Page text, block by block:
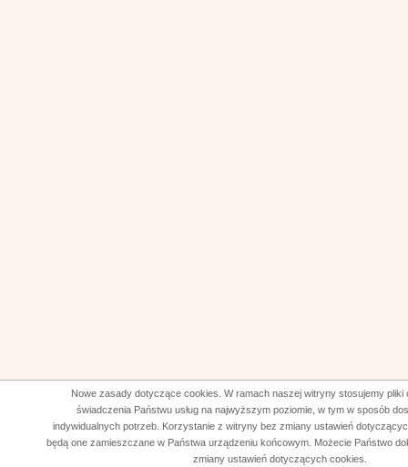
Nowe zasady dotyczące cookies. W ramach naszej witryny stosujemy pliki
świadczenia Państwu usług na najwyższym poziomie, w tym w sposób
indywidualnych potrzeb. Korzystanie z witryny bez zmiany ustawień
będą one zamieszczane w Państwa urządzeniu końcowym. Możecie Państwo
zmiany ustawień dotyczących cookies.